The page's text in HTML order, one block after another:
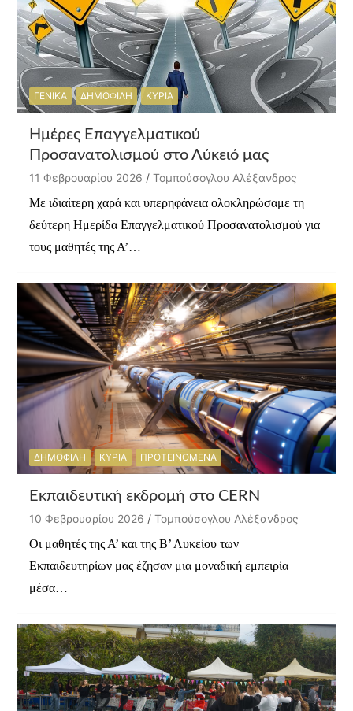
ΓΕΝΙΚΑ ΔΗΜΟΦΙΛΗ ΚΥΡΙΑ
Ημέρες Επαγγελματικού
Προσανατολισμού στο Λύκειό μας
11 Φεβρουαρίου 2026
Τομπούσογλου Αλέξανδρος
Με ιδιαίτερη χαρά και υπερηφάνεια ολοκληρώσαμε τη
δεύτερη Ημερίδα Επαγγελματικού Προσανατολισμού για
τους μαθητές της Α’…
ΔΗΜΟΦΙΛΗ ΚΥΡΙΑ ΠΡΟΤΕΙΝΟΜΕΝΑ
Εκπαιδευτική εκδρομή στο CERN
10 Φεβρουαρίου 2026
Τομπούσογλου Αλέξανδρος
Οι μαθητές της Α’ και της Β’ Λυκείου των
Εκπαιδευτηρίων μας έζησαν μια μοναδική εμπειρία
μέσα…